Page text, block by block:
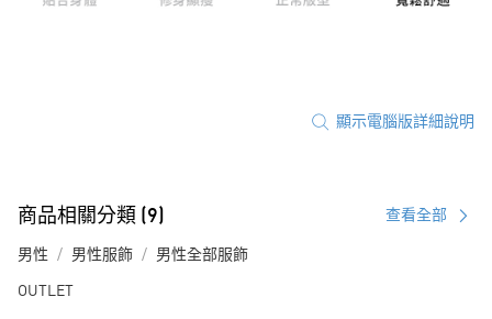
顯示電腦版詳細說明
商品相關分類 (9) 查看全部
男性 男性服飾 男性全部服飾
OUTLET